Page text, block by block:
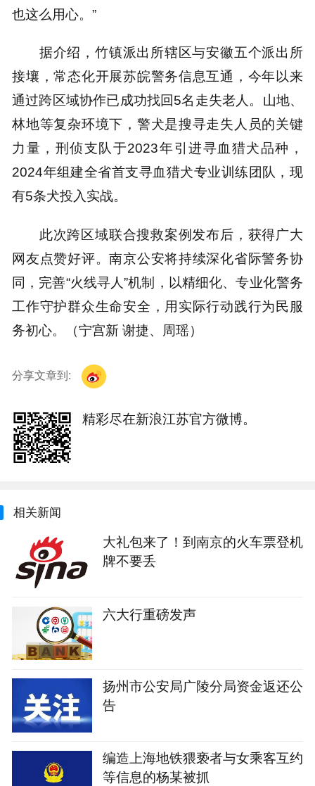
也这么用心。”
据介绍，竹镇派出所辖区与安徽五个派出所
接壤，常态化开展苏皖警务信息互通，今年以来
通过跨区域协作已成功找回5名走失老人。山地、
林地等复杂环境下，警犬是搜寻走失人员的关键
力量，刑侦支队于2023年引进寻血猎犬品种，
2024年组建全省首支寻血猎犬专业训练团队，现
有5条犬投入实战。
此次跨区域联合搜救案例发布后，获得广大
网友点赞好评。南京公安将持续深化省际警务协
同，完善“火线寻人”机制，以精细化、专业化警务
工作守护群众生命安全，用实际行动践行为民服
务初心。（宁宫新 谢捷、周瑶）
分享文章到:
精彩尽在新浪江苏官方微博。
相关新闻
大礼包来了！到南京的火车票登机
牌不要丢
六大行重磅发声
扬州市公安局广陵分局资金返还公
告
编造上海地铁猥亵者与女乘客互约
等信息的杨某被抓